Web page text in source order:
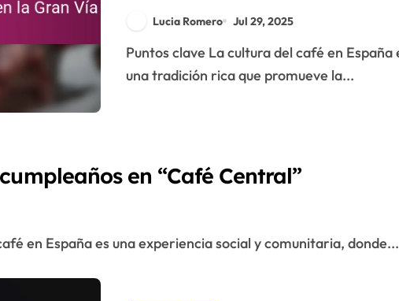
Lucia Romero Jul 29, 2025
Puntos clave La cultura del café en España es
una tradición rica que promueve la...
en “Café Central”
en España es una experiencia social y comunitaria, donde...